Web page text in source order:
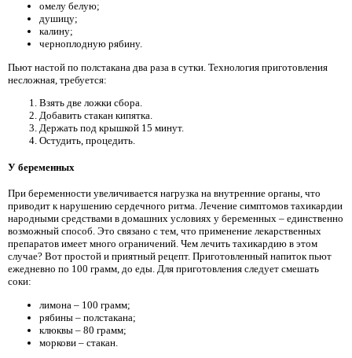
омелу белую;
душицу;
калину;
черноплодную рябину.
Пьют настой по полстакана два раза в сутки. Технология приготовления
несложная, требуется:
Взять две ложки сбора.
Добавить стакан кипятка.
Держать под крышкой 15 минут.
Остудить, процедить.
У беременных
При беременности увеличивается нагрузка на внутренние органы, что
приводит к нарушению сердечного ритма. Лечение симптомов тахикардии
народными средствами в домашних условиях у беременных – единственно
возможный способ. Это связано с тем, что применение лекарственных
препаратов имеет много ограничений. Чем лечить тахикардию в этом
случае? Вот простой и приятный рецепт. Приготовленный напиток пьют
ежедневно по 100 грамм, до еды. Для приготовления следует смешать
соки:
лимона – 100 грамм;
рябины – полстакана;
клюквы – 80 грамм;
моркови – стакан.